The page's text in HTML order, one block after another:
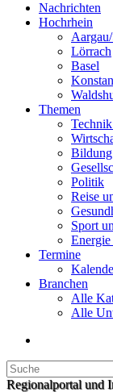
Nachrichten
Hochrhein
Lörrach
Basel
Themen
Politik
Reise
Sport
Termine
Branchen
Alle
Alle
Regionalportal und